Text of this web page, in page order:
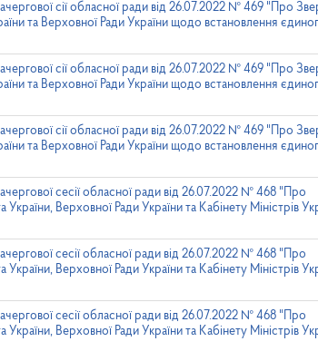
сії обласної ради від 26.07.2022 № 469 "Про
та Верховної Ради України щодо встановлення
сії обласної ради від 26.07.2022 № 469 "Про
та Верховної Ради України щодо встановлення
сії обласної ради від 26.07.2022 № 469 "Про
та Верховної Ради України щодо встановлення
сесії обласної ради від 26.07.2022 № 468 "Про
Верховної Ради України та Кабінету Міністрів
сесії обласної ради від 26.07.2022 № 468 "Про
Верховної Ради України та Кабінету Міністрів
сесії обласної ради від 26.07.2022 № 468 "Про
Верховної Ради України та Кабінету Міністрів